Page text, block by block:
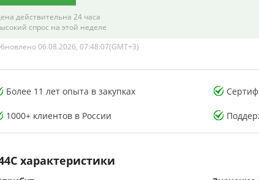
тестирования
компонентов
Лаборатория тестирования
электронных
действительна 24 часа
спрос на этой неделе
06.08.2026, 07:48:07(GMT+3)
Более 11 лет опыта в закупках
1000+ клиентов в России
характеристики